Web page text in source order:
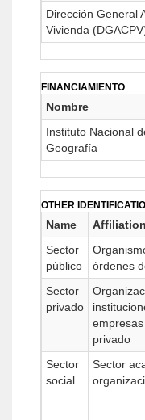
Dirección General
Vivienda
FINANCIAMIENTO
Nombre
Instituto Nacional
Geografía
OTHER
Name Affiliation
Sector
público
órdenes
Sector
privado
privado
Sector
social
Sector